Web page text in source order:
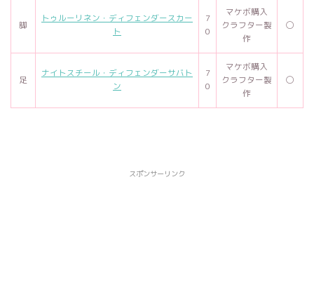
脚
トゥルーリネン・ディフェンダースカー
ト
7
0
マケボ購入
クラフター製
作
◯
足
ナイトスチール・ディフェンダーサバト
ン
7
0
マケボ購入
クラフター製
作
◯
スポンサーリンク